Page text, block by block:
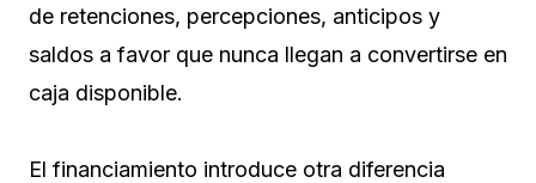
de retenciones, percepciones, anticipos y
saldos a favor que nunca llegan a convertirse en
caja disponible.
El financiamiento introduce otra diferencia